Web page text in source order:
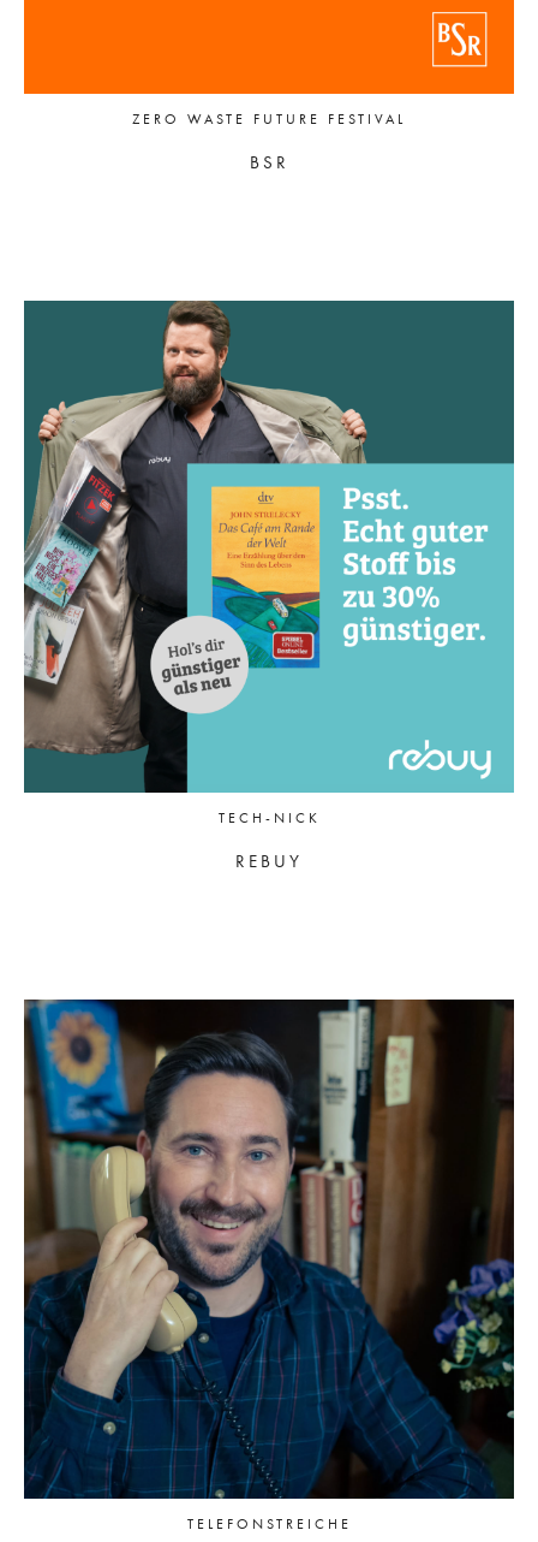
ZERO WASTE FUTURE FESTIVAL
BSR
TECH-NICK
REBUY
TELEFONSTREICHE